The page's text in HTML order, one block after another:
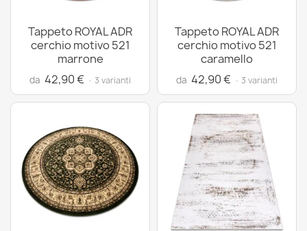
Tappeto ROYAL ADR
cerchio motivo 521
marrone
da 42,90 € · 3 varianti
Tappeto ROYAL ADR
cerchio motivo 521
caramello
da 42,90 € · 3 varianti